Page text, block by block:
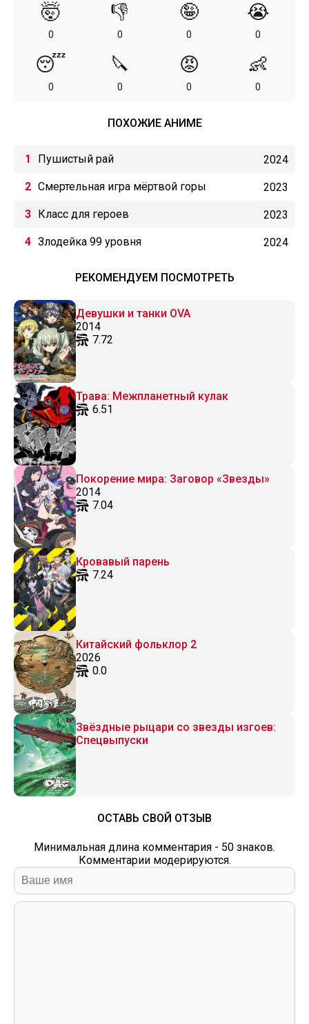
🤯
0
👎
0
🤪
0
😭
0
😴
0
🔪
0
😡
0
👶
0
ПОХОЖИЕ АНИМЕ
Пушистый рай 2024
Смертельная игра мёртвой горы 2023
Класс для героев 2023
Злодейка 99 уровня 2024
РЕКОМЕНДУЕМ ПОСМОТРЕТЬ
Девушки и танки OVA
2014
7.72
Трава: Межпланетный кулак
6.51
Покорение мира: Заговор «Звезды»
2014
7.04
Кровавый парень
7.24
Китайский фольклор 2
2026
0.0
Звёздные рыцари со звезды изгоев:
Спецвыпуски
ОСТАВЬ СВОЙ ОТЗЫВ
Минимальная длина комментария - 50 знаков.
Комментарии модерируются.